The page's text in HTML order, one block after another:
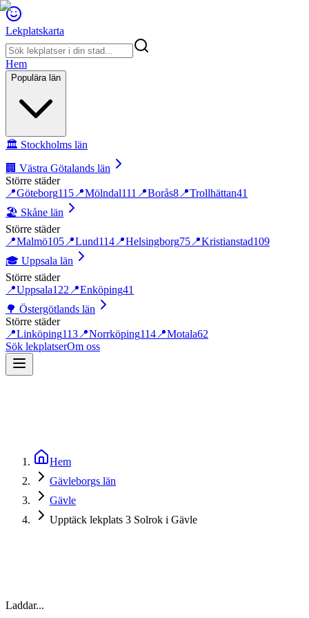
Lekplatskarta
Hem
Populära län
🏛️ Stockholms län
🏢 Västra Götalands län
Större städer
📍Göteborg115 📍Mölndal111 📍Borås8 📍Trollhättan41
🏖️ Skåne län
Större städer
📍Malmö105 📍Lund114 📍Helsingborg75 📍Kristianstad109
🎓 Uppsala län
Större städer
📍Uppsala122 📍Enköping41
🌳 Östergötlands län
Större städer
📍Linköping113 📍Norrköping114 📍Motala62
Sök lekplatserOm oss
Hem
Gävleborgs län
Gävle
Upptäck lekplats 3 Solrok i Gävle
Laddar...